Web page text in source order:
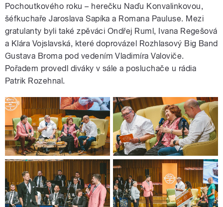
Pochoutkového roku – herečku Naďu Konvalinkovou,
šéfkuchaře Jaroslava Sapíka a Romana Pauluse. Mezi
gratulanty byli také zpěváci Ondřej Ruml, Ivana Regešová
a Klára Vojslavská, které doprovázel Rozhlasový Big Band
Gustava Broma pod vedením Vladimíra Valoviče.
Pořadem provedl diváky v sále a posluchače u rádia
Patrik Rozehnal.